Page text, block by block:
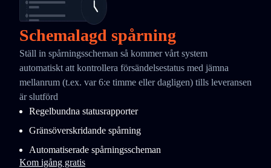
Schemalagd spårning
Ställ in spårningsscheman så kommer vårt system
automatiskt att kontrollera försändelsestatus med jämna
mellanrum (t.ex. var 6:e timme eller dagligen) tills leveransen
är slutförd
Regelbundna statusrapporter
Gränsöverskridande spårning
Automatiserade spårningsscheman
Kom igång gratis